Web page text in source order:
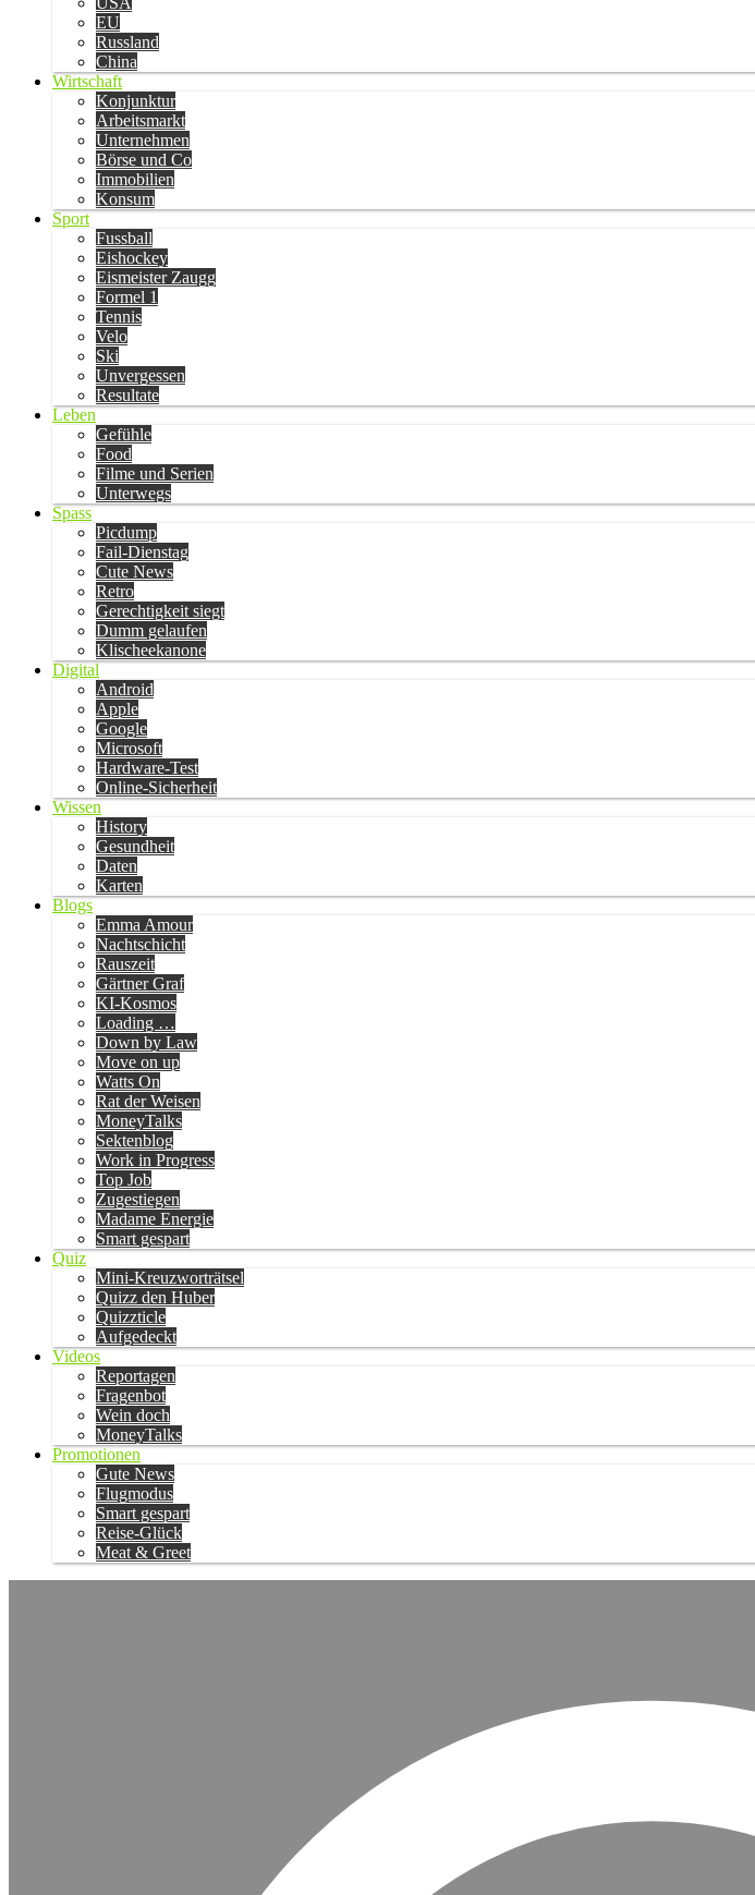
EU
Russland
China
Wirtschaft
Konjunktur
Arbeitsmarkt
Unternehmen
Börse und Co
Immobilien
Konsum
Sport
Fussball
Eishockey
Eismeister Zaugg
Formel 1
Tennis
Velo
Ski
Unvergessen
Resultate
Leben
Gefühle
Food
Filme und Serien
Unterwegs
Spass
Picdump
Fail-Dienstag
Cute News
Retro
Gerechtigkeit siegt
Dumm gelaufen
Klischeekanone
Digital
Android
Apple
Google
Microsoft
Hardware-Test
Online-Sicherheit
Wissen
History
Gesundheit
Daten
Karten
Blogs
Emma Amour
Nachtschicht
Rauszeit
Gärtner Graf
KI-Kosmos
Loading …
Down by Law
Move on up
Watts On
Rat der Weisen
MoneyTalks
Sektenblog
Work in Progress
Top Job
Zugestiegen
Madame Energie
Smart gespart
Quiz
Mini-Kreuzworträtsel
Quizz den Huber
Quizzticle
Aufgedeckt
Videos
Reportagen
Fragenbot
Wein doch
MoneyTalks
Promotionen
Gute News
Flugmodus
Smart gespart
Reise-Glück
Meat & Greet